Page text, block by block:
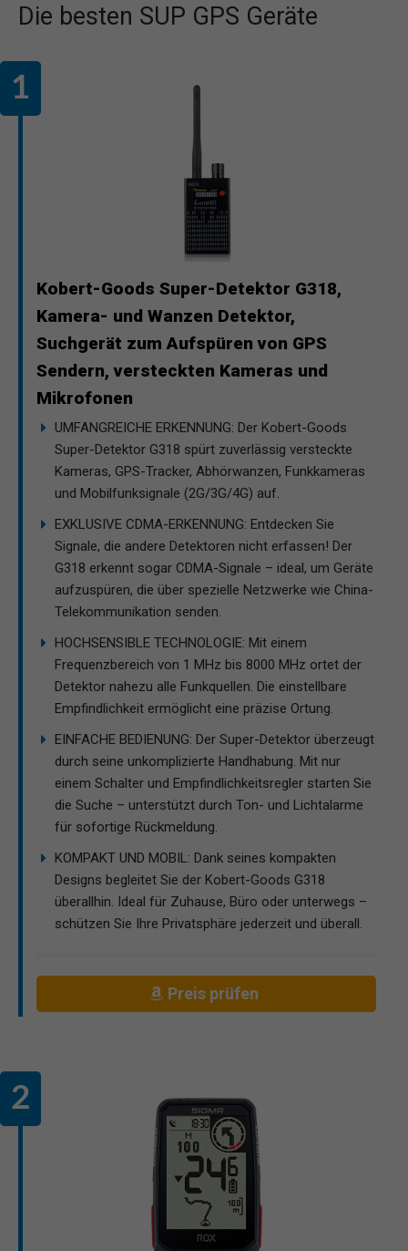
Die besten SUP GPS Geräte
Kobert-Goods Super-Detektor G318,
Kamera- und Wanzen Detektor,
Suchgerät zum Aufspüren von GPS
Sendern, versteckten Kameras und
Mikrofonen
UMFANGREICHE ERKENNUNG: Der Kobert-Goods
Super-Detektor G318 spürt zuverlässig versteckte
Kameras, GPS-Tracker, Abhörwanzen, Funkkameras
und Mobilfunksignale (2G/3G/4G) auf.
EXKLUSIVE CDMA-ERKENNUNG: Entdecken Sie
Signale, die andere Detektoren nicht erfassen! Der
G318 erkennt sogar CDMA-Signale – ideal, um Geräte
aufzuspüren, die über spezielle Netzwerke wie China-
Telekommunikation senden.
HOCHSENSIBLE TECHNOLOGIE: Mit einem
Frequenzbereich von 1 MHz bis 8000 MHz ortet der
Detektor nahezu alle Funkquellen. Die einstellbare
Empfindlichkeit ermöglicht eine präzise Ortung.
EINFACHE BEDIENUNG: Der Super-Detektor überzeugt
durch seine unkomplizierte Handhabung. Mit nur
einem Schalter und Empfindlichkeitsregler starten Sie
die Suche – unterstützt durch Ton- und Lichtalarme
für sofortige Rückmeldung.
KOMPAKT UND MOBIL: Dank seines kompakten
Designs begleitet Sie der Kobert-Goods G318
überallhin. Ideal für Zuhause, Büro oder unterwegs –
schützen Sie Ihre Privatsphäre jederzeit und überall.
Preis prüfen